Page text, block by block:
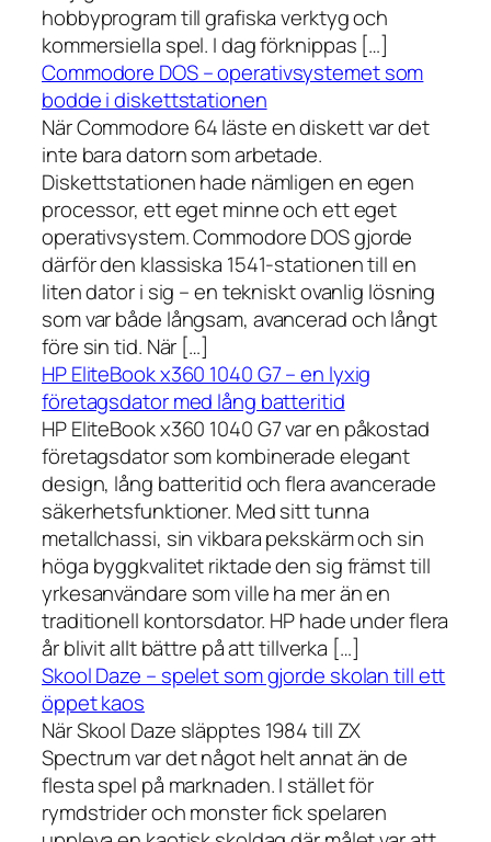
hobbyprogram till grafiska verktyg och
kommersiella spel. I dag förknippas […]
Commodore DOS – operativsystemet som
bodde i diskettstationen
När Commodore 64 läste en diskett var det
inte bara datorn som arbetade.
Diskettstationen hade nämligen en egen
processor, ett eget minne och ett eget
operativsystem. Commodore DOS gjorde
därför den klassiska 1541-stationen till en
liten dator i sig – en tekniskt ovanlig lösning
som var både långsam, avancerad och långt
före sin tid. När […]
HP EliteBook x360 1040 G7 – en lyxig
företagsdator med lång batteritid
HP EliteBook x360 1040 G7 var en påkostad
företagsdator som kombinerade elegant
design, lång batteritid och flera avancerade
säkerhetsfunktioner. Med sitt tunna
metallchassi, sin vikbara pekskärm och sin
höga byggkvalitet riktade den sig främst till
yrkesanvändare som ville ha mer än en
traditionell kontorsdator. HP hade under flera
år blivit allt bättre på att tillverka […]
Skool Daze – spelet som gjorde skolan till ett
öppet kaos
När Skool Daze släpptes 1984 till ZX
Spectrum var det något helt annat än de
flesta spel på marknaden. I stället för
rymdstrider och monster fick spelaren